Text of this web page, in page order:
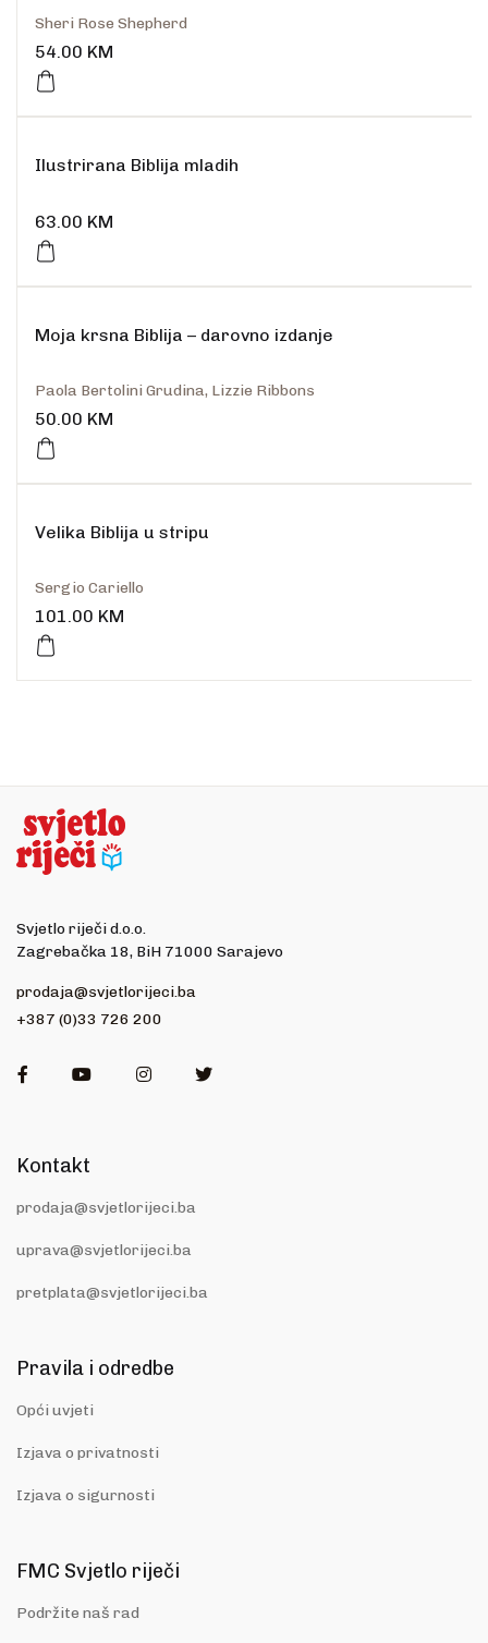
Sheri Rose Shepherd
54.00 KM
Ilustrirana Biblija mladih
63.00 KM
Moja krsna Biblija – darovno izdanje
Paola Bertolini Grudina, Lizzie Ribbons
50.00 KM
Velika Biblija u stripu
Sergio Cariello
101.00 KM
Svjetlo riječi d.o.o.
Zagrebačka 18, BiH 71000 Sarajevo
prodaja@svjetlorijeci.ba
+387 (0)33 726 200
FacebookYoutubeInstagramTwitter
Kontakt
prodaja@svjetlorijeci.ba
uprava@svjetlorijeci.ba
pretplata@svjetlorijeci.ba
Pravila i odredbe
Opći uvjeti
Izjava o privatnosti
Izjava o sigurnosti
FMC Svjetlo riječi
Podržite naš rad